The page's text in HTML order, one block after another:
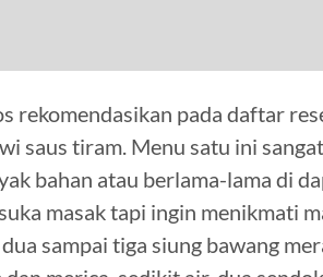
rekomendasikan pada daftar
saus tiram. Menu satu ini
bahan atau berlama-lama di
masak tapi ingin menikmati
sampai tiga siung bawang